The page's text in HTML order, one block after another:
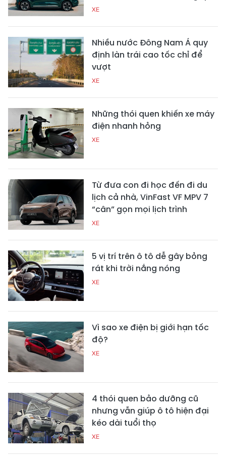
XE
Nhiều nước Đông Nam Á quy
định làn trái cao tốc chỉ để
vượt
XE
Những thói quen khiến xe máy
điện nhanh hỏng
XE
Từ đưa con đi học đến đi du
lịch cả nhà, VinFast VF MPV 7
“cân” gọn mọi lịch trình
XE
5 vị trí trên ô tô dễ gây bỏng
rát khi trời nắng nóng
XE
Vì sao xe điện bị giới hạn tốc
độ?
XE
4 thói quen bảo dưỡng cũ
nhưng vẫn giúp ô tô hiện đại
kéo dài tuổi thọ
XE